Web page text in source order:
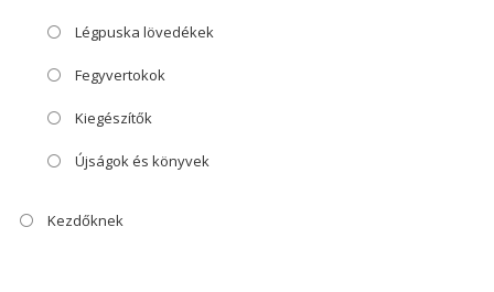
Légpuska lövedékek
Fegyvertokok
Kiegészítők
Újságok és könyvek
Kezdőknek